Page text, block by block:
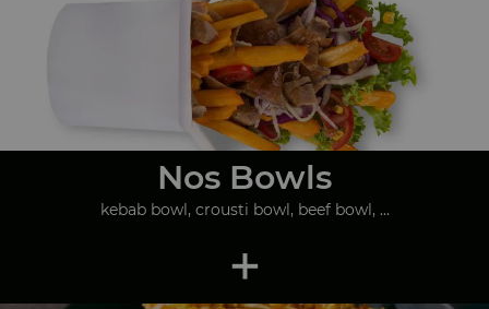
Nos Bowls
kebab bowl, crousti bowl, beef bowl, ...
+